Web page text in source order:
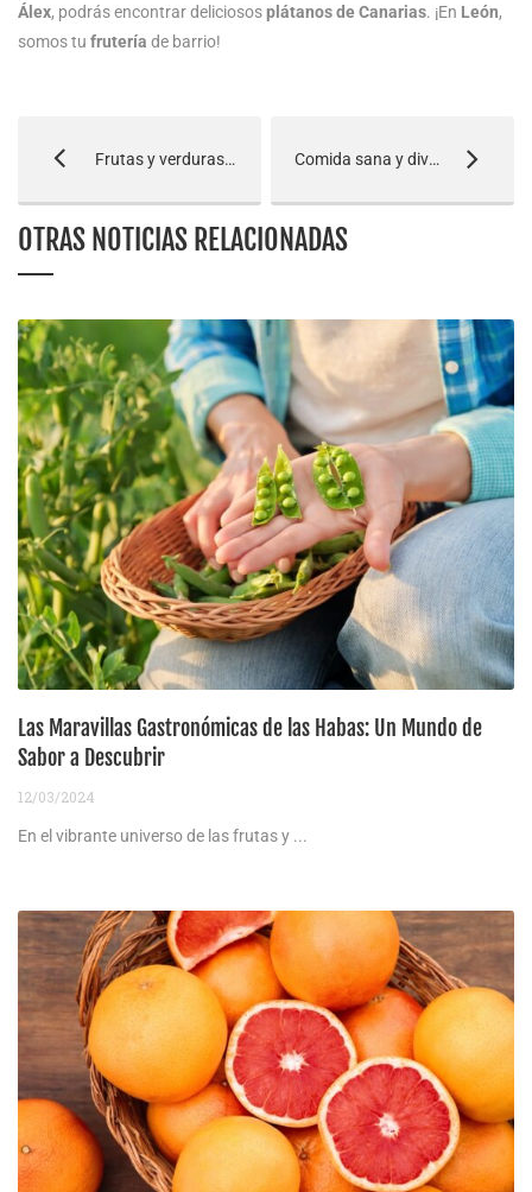
Álex, podrás encontrar deliciososplátanos de Canarias. ¡En León,
somos tu frutería de barrio!
Comida sana y divertida para niños
Frutas y verduras de temporada en Febrero
OTRAS NOTICIAS RELACIONADAS
Las Maravillas Gastronómicas de las Habas: Un Mundo de
Sabor a Descubrir
12/03/2024
En el vibrante universo de las frutas y ...